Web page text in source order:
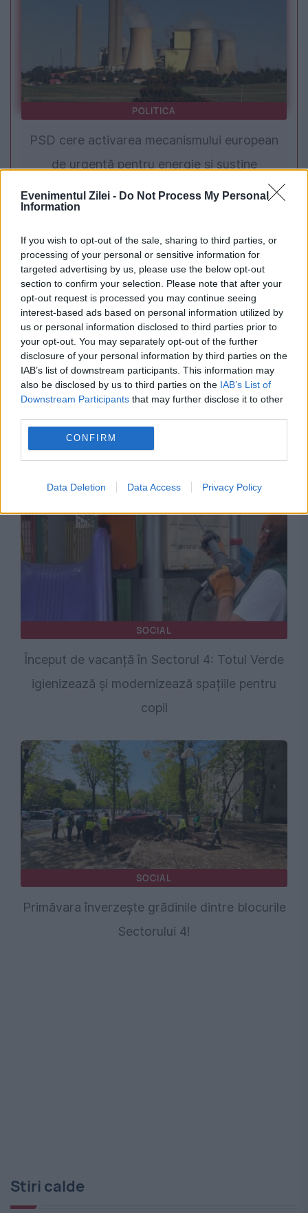
Evenimentul Zilei - Do Not Process My Personal
Information
If you wish to opt-out of the sale, sharing to third parties, or
processing of your personal or sensitive information for
targeted advertising by us, please use the below opt-out
section to confirm your selection. Please note that after your
opt-out request is processed you may continue seeing
interest-based ads based on personal information utilized by
us or personal information disclosed to third parties prior to
your opt-out. You may separately opt-out of the further
disclosure of your personal information by third parties on the
IAB’s list of downstream participants. This information may
also be disclosed by us to third parties on the IAB’s List of
Downstream Participants that may further disclose it to other
CONFIRM
Data Deletion Data Access Privacy Policy
POLITICA
PSD cere activarea mecanismului european
de urgență pentru energie și susține
menținerea centralelor pe cărbune. Critici la
SOCIAL
bărbat a fost scos din locuință de echipele
SAS
SOCIAL
Început de vacanță în Sectorul 4: Totul Verde
igienizează și modernizează spațiile pentru
copii
SOCIAL
Primăvara înverzește grădinile dintre blocurile
Sectorului 4!
Stiri calde